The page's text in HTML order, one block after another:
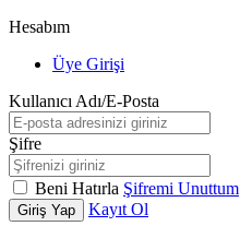
Hesabım
Üye Girişi
Kullanıcı Adı/E-Posta
Şifre
Beni Hatırla Şifremi Unuttum
Giriş Yap Kayıt Ol